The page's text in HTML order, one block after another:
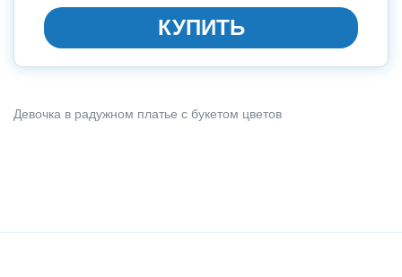
КУПИТЬ
Девочка в радужном платье с букетом цветов